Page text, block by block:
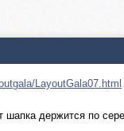
LayoutGala07.html
шапка держится по